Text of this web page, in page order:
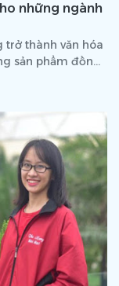
những ngành
trở thành văn hóa
sản phẩm đồng
doanh nghiệp
Sự đồng bộ
vào. Hãy cùng
nón đồng phục